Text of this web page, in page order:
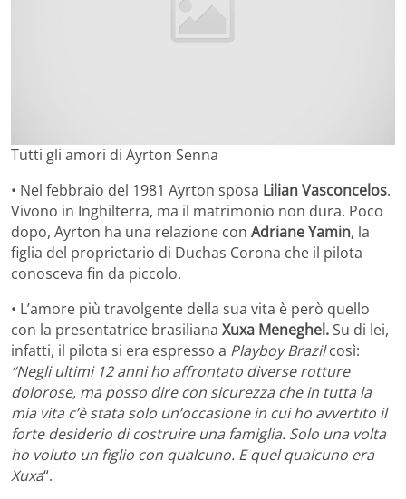
Tutti gli amori di Ayrton Senna
• Nel febbraio del 1981 Ayrton sposa Lilian Vasconcelos.
Vivono in Inghilterra, ma il matrimonio non dura. Poco
dopo, Ayrton ha una relazione con Adriane Yamin, la
figlia del proprietario di Duchas Corona che il pilota
conosceva fin da piccolo.
• L’amore più travolgente della sua vita è però quello
con la presentatrice brasiliana Xuxa Meneghel.Su di lei,
infatti, il pilota si era espresso a Playboy Brazilcosì:
“Negli ultimi 12 anni ho affrontato diverse rotture
dolorose, ma posso dire con sicurezza che in tutta la
mia vita c’è stata solo un’occasione in cui ho avvertito il
forte desiderio di costruire una famiglia. Solo una volta
ho voluto un figlio con qualcuno. E quel qualcuno era
Xuxa“.